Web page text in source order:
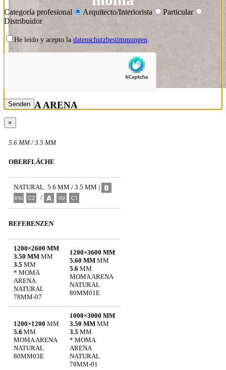
MOMA ARENA
5.6 MM / 3.5 MM
OBERFLÄCHE
NATURAL: 5.6 MM / 3.5 MM |
/
REFERENZEN
1200×2600 MM
3.50 MMMM
3.5 MM
* MOMA
ARENA
NATURAL
78MM-07
1200×3600 MM
5.60 MMMM
5.6 MM
MOMA ARENA
NATURAL
80MM01E
1200×1200 MM
5.6 MM
MOMA ARENA
NATURAL
80MM03E
1000×3000 MM
3.50 MMMM
3.5 MM
* MOMA
ARENA
NATURAL
78MM-01
Categoría profesional Arquitecto/Interiorista
Particular
Distribuidor
He leído y acepto ladatenschutzbestimmungen
×